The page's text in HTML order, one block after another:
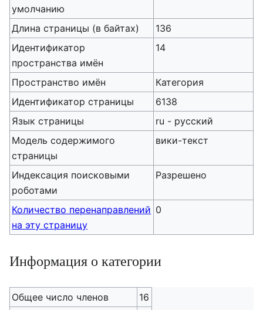
умолчанию
Длина страницы (в байтах)
136
Идентификатор
пространства имён
14
Пространство имён
Категория
Идентификатор страницы
6138
Язык страницы
ru - русский
Модель содержимого
страницы
вики-текст
Индексация поисковыми
роботами
Разрешено
Количество перенаправлений
на эту страницу
0
Информация о категории
Общее число членов
16